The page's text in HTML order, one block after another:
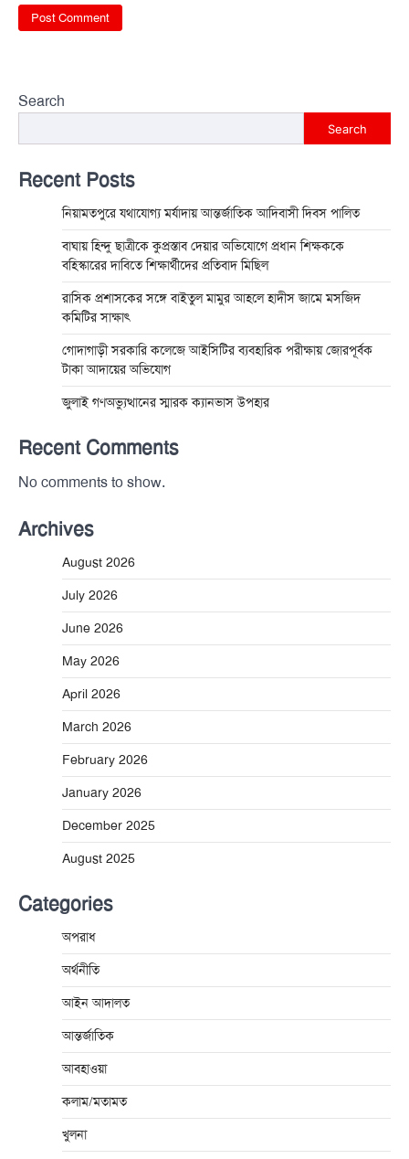
Search
Search
Recent Posts
নিয়ামতপুরে যথাযোগ্য মর্যাদায় আন্তর্জাতিক আদিবাসী দিবস পালিত
বাঘায় হিন্দু ছাত্রীকে কুপ্রস্তাব দেয়ার অভিযোগে প্রধান শিক্ষককে
বহিস্কারের দাবিতে শিক্ষার্থীদের প্রতিবাদ মিছিল
রাসিক প্রশাসকের সঙ্গে বাইতুল মামুর আহলে হাদীস জামে মসজিদ
কমিটির সাক্ষাৎ
গোদাগাড়ী সরকারি কলেজে আইসিটির ব্যবহারিক পরীক্ষায় জোরপূর্বক
টাকা আদায়ের অভিযোগ
জুলাই গণঅভ্যুত্থানের স্মারক ক্যানভাস উপহার
Recent Comments
No comments to show.
Archives
August 2026
July 2026
June 2026
May 2026
April 2026
March 2026
February 2026
January 2026
December 2025
August 2025
Categories
অপরাধ
অর্থনীতি
আইন আদালত
আন্তর্জাতিক
আবহাওয়া
কলাম/মতামত
খুলনা